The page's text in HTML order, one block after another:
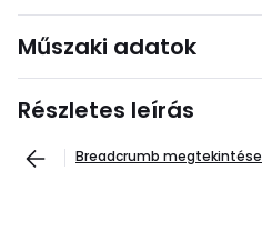
Műszaki adatok
Részletes leírás
Breadcrumb megtekintése